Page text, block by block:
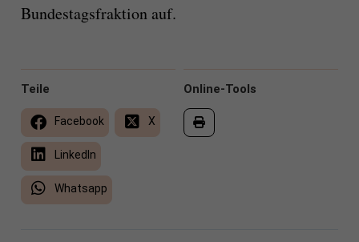
Bundestagsfraktion auf.
Online-Tools
Teile
Facebook X
LinkedIn
Whatsapp